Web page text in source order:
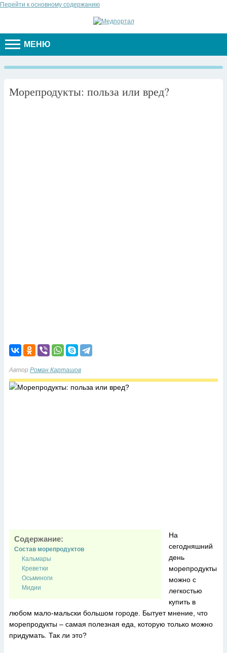
Перейти к основному содержанию
МЕНЮ
Морепродукты: польза или вред?
Автор Роман Карташов
Содержание:
Состав морепродуктов
Кальмары
Креветки
Осьминоги
Мидии
На
сегодняшний
день
морепродукты
можно с
легкостью
купить в
любом мало-мальски большом городе. Бытует мнение, что
морепродукты – самая полезная еда, которую только можно
придумать. Так ли это?